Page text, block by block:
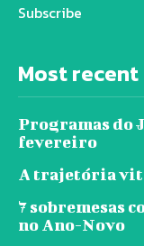
Subscribe
Most recent
Programas do
fevereiro
A trajetória
7 sobremesas
no Ano-Novo